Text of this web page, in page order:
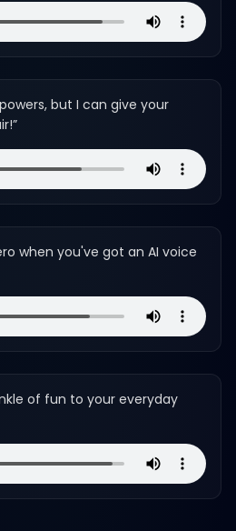
but I can give your
”
when you've got an AI voice
of fun to your everyday